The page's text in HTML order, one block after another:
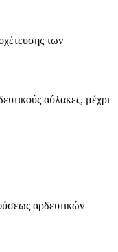
των
αύλακες, μέχρι
αρδευτικών